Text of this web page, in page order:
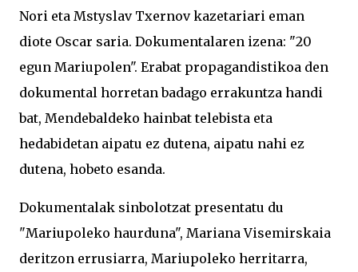
Nori eta Mstyslav Txernov kazetariari eman
diote Oscar saria. Dokumentalaren izena: "20
egun Mariupolen". Erabat propagandistikoa den
dokumental horretan badago errakuntza handi
bat, Mendebaldeko hainbat telebista eta
hedabidetan aipatu ez dutena, aipatu nahi ez
dutena, hobeto esanda.
Dokumentalak sinbolotzat presentatu du
"Mariupoleko haurduna", Mariana Visemirskaia
deritzon errusiarra, Mariupoleko herritarra,